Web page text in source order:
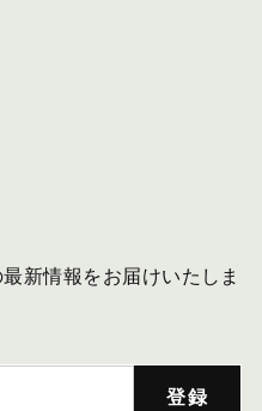
新情報をお届けいたしま
登録